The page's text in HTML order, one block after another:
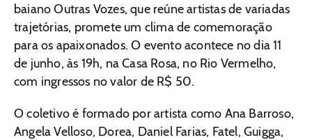
baiano Outras Vozes, que reúne artistas de variadas
trajetórias, promete um clima de comemoração
para os apaixonados. O evento acontece no dia 11
de junho, às 19h, na Casa Rosa, no Rio Vermelho,
com ingressos no valor de R$ 50.
O coletivo é formado por artista como Ana Barroso,
Angela Velloso, Dorea, Daniel Farias, Fatel, Guigga,